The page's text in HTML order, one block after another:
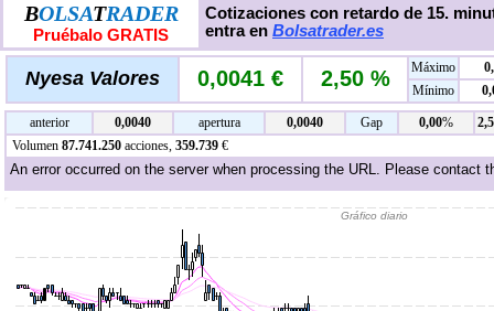
BOLSATRADER
Pruébalo GRATIS
Cotizaciones con retardo de 15.
entra en Bolsatrader.es
Nyesa Valores 0,0041 € 2,50 % Máximo
Mínimo
anterior 0,0040 apertura 0,0040 Gap 0,00%
Volumen 87.741.250 acciones, 359.739 €